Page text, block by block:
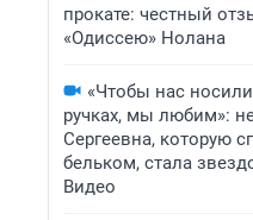
прокате: честный
«Одиссею» Нолана
«Чтобы нас
ручках, мы любим»:
Сергеевна, которую
бельком, стала
Видео